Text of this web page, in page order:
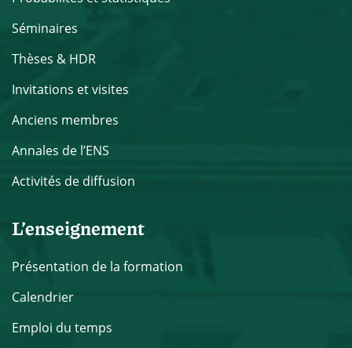
Séminaires
Thèses & HDR
Invitations et visites
Anciens membres
Annales de l’ENS
Activités de diffusion
L’enseignement
Présentation de la formation
Calendrier
Emploi du temps